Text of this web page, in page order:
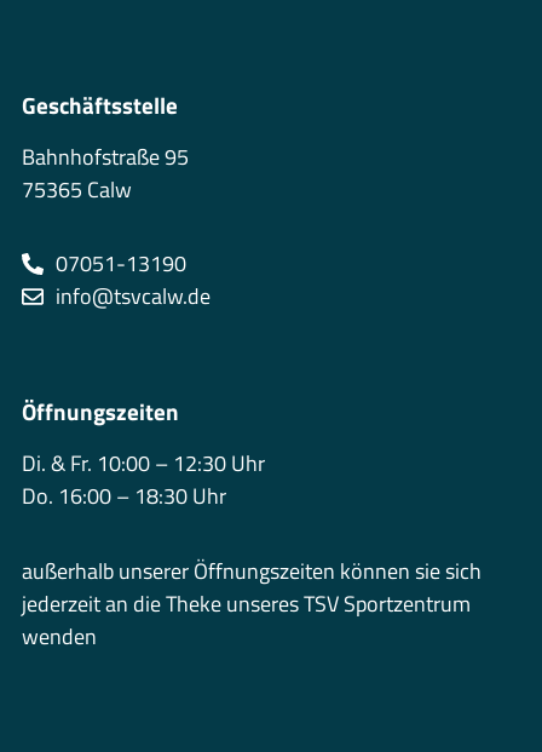
Geschäftsstelle
Bahnhofstraße 95
75365 Calw
07051-13190
info@tsvcalw.de
Öffnungszeiten
Di. & Fr. 10:00 – 12:30 Uhr
Do. 16:00 – 18:30 Uhr
außerhalb unserer Öffnungszeiten können sie sich
jederzeit an die Theke unseres TSV Sportzentrum
wenden